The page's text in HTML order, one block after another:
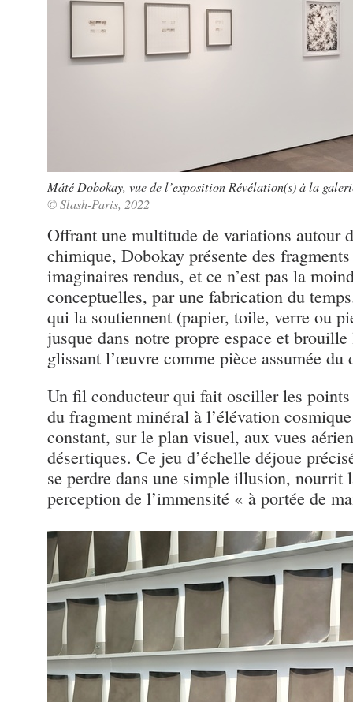
Máté Dobokay, vue de l’exposition Révélation(s) à la
© Slash-Paris, 2022
Offrant une multitude de variations autour
chimique, Dobokay présente des
imaginaires rendus, et ce n’est pas la
conceptuelles, par une fabrication du
qui la soutiennent (papier, toile, verre ou
jusque dans notre propre espace et
glissant l’œuvre comme pièce assumée du
Un fil conducteur qui fait osciller les
du fragment minéral à l’élévation
constant, sur le plan visuel, aux vues
désertiques. Ce jeu d’échelle déjoue
se perdre dans une simple illusion, nourrit
perception de l’immensité « à portée de